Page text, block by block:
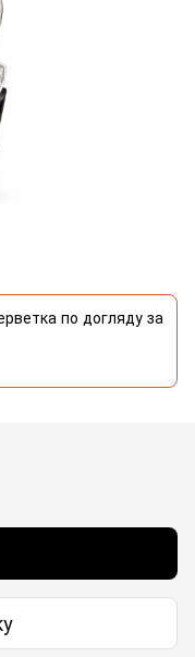
по догляду за